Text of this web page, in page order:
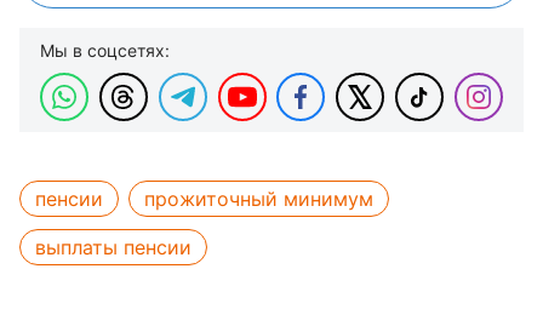
Мы в соцсетях:
пенсии
прожиточный минимум
выплаты пенсии